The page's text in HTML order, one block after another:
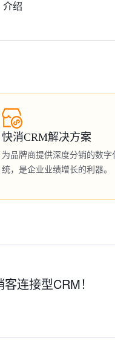
介绍
快消CRM解决方案
为品牌商提供深度分销的数字
统，是企业业绩增长的利器。
连接型CRM！